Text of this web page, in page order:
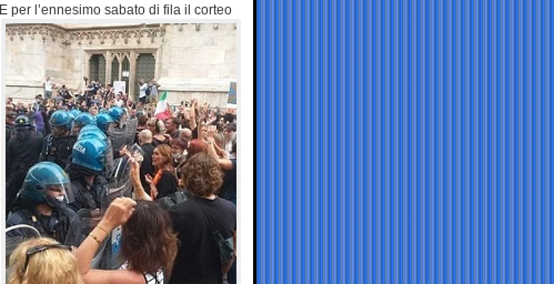
per l’ennesimo sabato di fila il corteo